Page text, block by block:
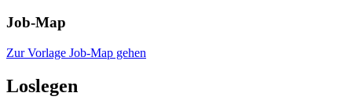
Job-Map
Zur Vorlage Job-Map gehen
Loslegen